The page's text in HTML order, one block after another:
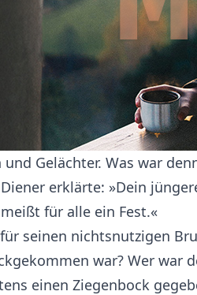
Gelächter. Was war
erklärte: »Dein
für alle ein Fest.«
seinen nichtsnutzigen
war? Wer war
einen Ziegenbock